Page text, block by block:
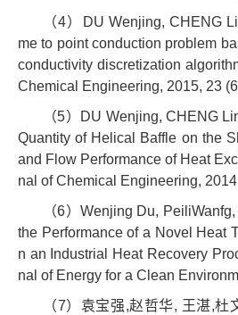
（4）DU Wenjing, CHENG
me to point conduction problem
conductivity discretization
Chemical Engineering, 2015, 23
（5）DU Wenjing, CHENG
Quantity of Helical Baffle on the
and Flow Performance of Heat
nal of Chemical Engineering,
（6）Wenjing Du,
the Performance of a Novel Heat
n an Industrial Heat Recovery
nal of Energy for a Clean
（7）袁宝强,赵哲华, 王湛,